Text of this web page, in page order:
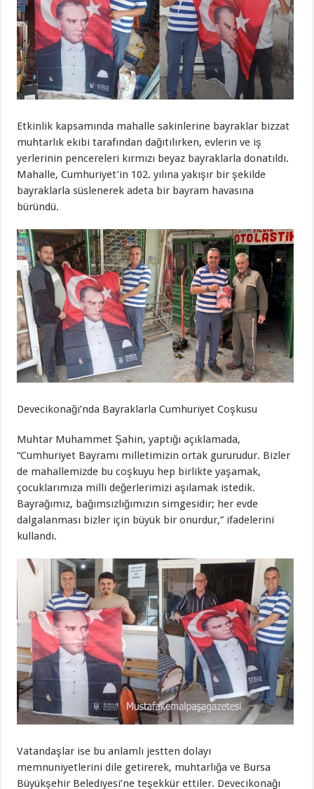
Etkinlik kapsamında mahalle sakinlerine bayraklar bizzat
muhtarlık ekibi tarafından dağıtılırken, evlerin ve iş
yerlerinin pencereleri kırmızı beyaz bayraklarla donatıldı.
Mahalle, Cumhuriyet’in 102. yılına yakışır bir şekilde
bayraklarla süslenerek adeta bir bayram havasına
büründü.
Devecikonağı’nda Bayraklarla Cumhuriyet Coşkusu
Muhtar Muhammet Şahin, yaptığı açıklamada,
“Cumhuriyet Bayramı milletimizin ortak gururudur. Bizler
de mahallemizde bu coşkuyu hep birlikte yaşamak,
çocuklarımıza milli değerlerimizi aşılamak istedik.
Bayrağımız, bağımsızlığımızın simgesidir; her evde
dalgalanması bizler için büyük bir onurdur,” ifadelerini
kullandı.
Vatandaşlar ise bu anlamlı jestten dolayı
memnuniyetlerini dile getirerek, muhtarlığa ve Bursa
Büyükşehir Belediyesi’ne teşekkür ettiler. Devecikonağı